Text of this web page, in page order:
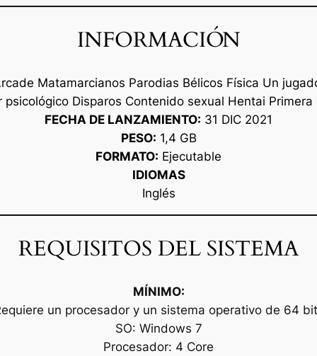
INFORMACIÓN
Matamarcianos Parodias Bélicos Física Un
psicológico Disparos Contenido sexual Hentai
FECHA DE LANZAMIENTO: 31 DIC 2021
PESO: 1,4 GB
FORMATO: Ejecutable
IDIOMAS
Inglés
REQUISITOS DEL SISTEMA
MÍNIMO:
un procesador y un sistema operativo de 64
SO: Windows 7
Procesador: 4 Core